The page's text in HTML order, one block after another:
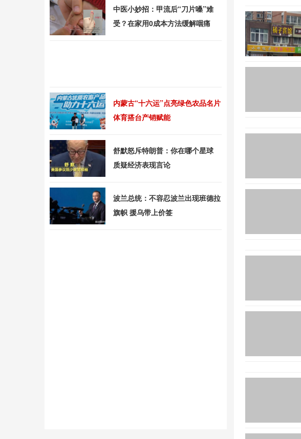
中医小妙招：甲流后“刀片嗓”难
受？在家用0成本方法缓解咽痛
内蒙古“十六运”点亮绿色农品名片
体育搭台产销赋能
舒默怒斥特朗普：你在哪个星球
质疑经济表现言论
波兰总统：不容忍波兰出现班德拉
旗帜 援乌带上价签